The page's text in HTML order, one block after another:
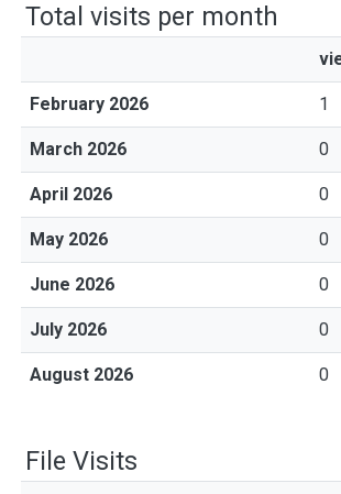
Total visits per month
February 2026 1
March 2026 0
April 2026 0
May 2026 0
June 2026 0
July 2026 0
August 2026 0
File Visits